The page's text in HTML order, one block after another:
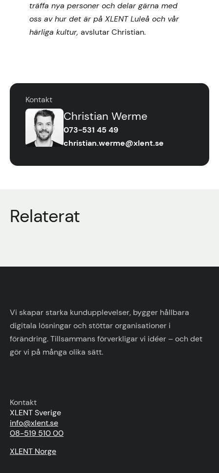
träffa nya personer och delar gärna med
oss av hur det är på XLENT Luleå och vår
härliga kultur, avslutar Christian.
Kontakt
Christian Werme
073-531 45 49
christian.werme@xlent.se
Relaterat
Vi skapar starka kundupplevelser, bygger hållbara
digitala lösningar och stöttar organisationer i
förändring. Tillsammans förverkligar vi idéer – och det
gör vi på många olika sätt.
Kontakt
XLENT Sverige
info@xlent.se
08-519 510 00
XLENT Norge